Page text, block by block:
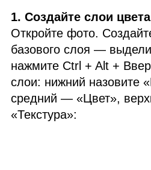
1. Создайте слои
Откройте фото.
базового слоя —
нажмите Ctrl + Alt +
слои: нижний назовите
средний — «Цвет»,
«Текстура»: